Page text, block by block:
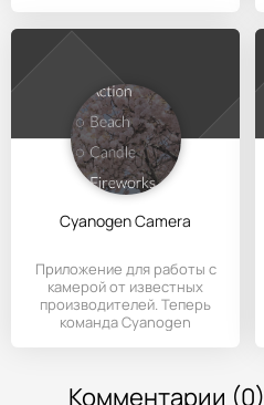
Cyanogen Camera
Приложение для работы с
камерой от известных
производителей. Теперь
команда Cyanogen
Комментарии (0)